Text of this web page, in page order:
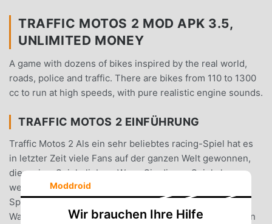
TRAFFIC MOTOS 2 MOD APK 3.5,
UNLIMITED MONEY
A game with dozens of bikes inspired by the real world,
roads, police and traffic. There are bikes from 110 to 1300
cc to run at high speeds, with pure realistic engine sounds.
TRAFFIC MOTOS 2 EINFÜHRUNG
Traffic Motos 2 Als ein sehr beliebtes racing-Spiel hat es
in letzter Zeit viele Fans auf der ganzen Welt gewonnen,
die racing-Spiele lieben. Wenn Sie dieses Spiel als
weltweit größte Mod-Apk-Download-Site für kostenlose
Spiele herunterladen möchten, ist Moddroid Ihre beste
Wahl. moddroid stellt Ihnen nicht nur die neueste Version
Moddroid
Wir brauchen Ihre Hilfe